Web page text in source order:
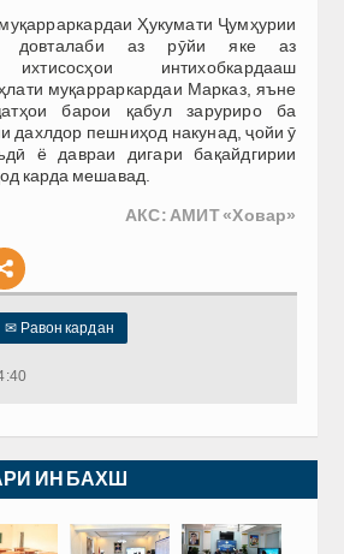
Ҳукумати Ҷумҳурии
довталаби аз рӯйи яке аз
ихтисосҳои интихобкардааш
муқарраркардаи Марказ, яъне
барои қабул заруриро ба
дахлдор пешниҳод накунад, ҷойи ӯ
ё давраи дигари бақайдгирии
карда мешавад.
АКС: АМИТ «Ховар»
✉ Равон кардан
ИН БАХШ